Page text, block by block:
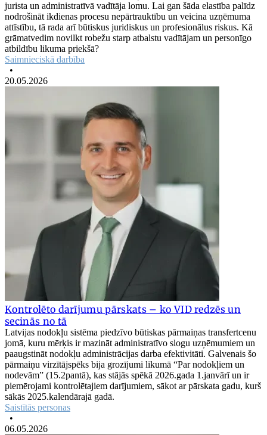
jurista un administratīvā vadītāja lomu. Lai gan šāda elastība palīdz
nodrošināt ikdienas procesu nepārtrauktību un veicina uzņēmuma
attīstību, tā rada arī būtiskus juridiskus un profesionālus riskus. Kā
grāmatvedim novilkt robežu starp atbalstu vadītājam un personīgo
atbildību likuma priekšā?
Saimnieciskā darbība
•
20.05.2026
Kontrolēto darījumu pārskats – ko VID redzēs un
secinās no tā
Latvijas nodokļu sistēma piedzīvo būtiskas pārmaiņas transfertcenu
jomā, kuru mērķis ir mazināt administratīvo slogu uzņēmumiem un
paaugstināt nodokļu administrācijas darba efektivitāti. Galvenais šo
pārmaiņu virzītājspēks bija grozījumi likumā “Par nodokļiem un
nodevām” (15.2pantā), kas stājās spēkā 2026.gada 1.janvārī un ir
piemērojami kontrolētajiem darījumiem, sākot ar pārskata gadu, kurš
sākās 2025.kalendārajā gadā.
Saistītās personas
•
06.05.2026